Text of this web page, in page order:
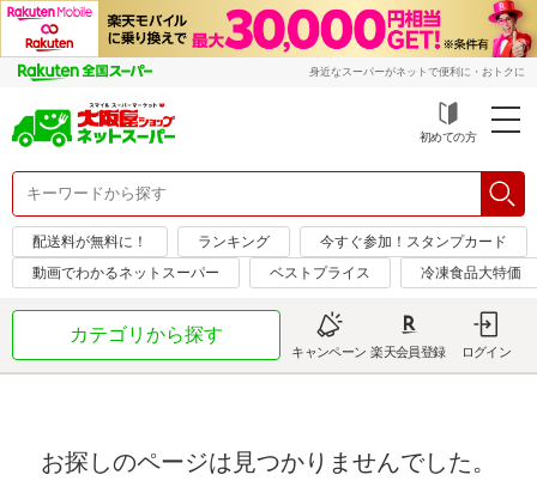
身近なスーパーがネットで便利に・おトクに
初めての方
配送料が無料に！ ランキング
今すぐ参加！スタンプカード
動画でわかるネットスーパー
ベストプライス 冷凍食品大特価
カテゴリから探す
キャンペーン 楽天会員登録 ログイン
お探しのページは見つかりませんでした。